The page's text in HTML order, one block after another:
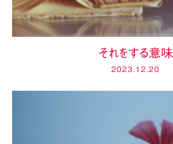
それをする意味
2023.12.20